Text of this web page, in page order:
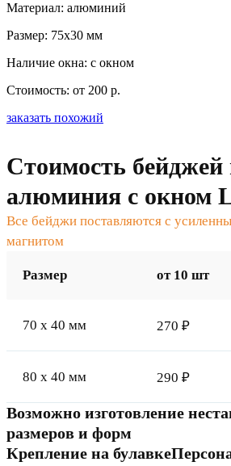
Материал: алюминий
Размер: 75x30 мм
Наличие окна: с окном
Стоимость: от 200 р.
заказать похожий
Стоимость бейджей
алюминия с окном
Все бейджи поставляются с
магнитом
Размер от 10 шт
70 x 40 мм 270 ₽
80 x 40 мм 290 ₽
Возможно изготовление
размеров и форм
Крепление на булавке